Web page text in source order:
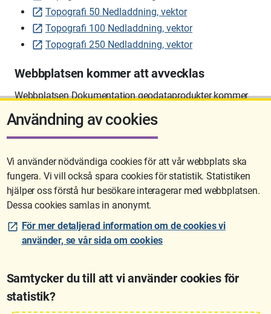
Topografi 50 Nedladdning, vektor
Topografi 100 Nedladdning, vektor
Topografi 250 Nedladdning, vektor
Webbplatsen kommer att avvecklas
Webbplatsen Dokumentation geodataprodukter kommer
att avvecklas på sikt.
Sidan uppdaterades senast: 2026-06-10 12:58
Användning av cookies
Vi använder nödvändiga cookies för att vår webbplats ska
fungera. Vi vill också spara cookies för statistik. Statistiken
hjälper oss förstå hur besökare interagerar med webbplatsen.
Dessa cookies samlas in anonymt.
För mer detaljerad information om de cookies vi
använder, se vår sida om cookies
Samtycker du till att vi använder cookies för
statistik?
Lantmäteriet är den myndighet som kartlägger Sverige. Till våra